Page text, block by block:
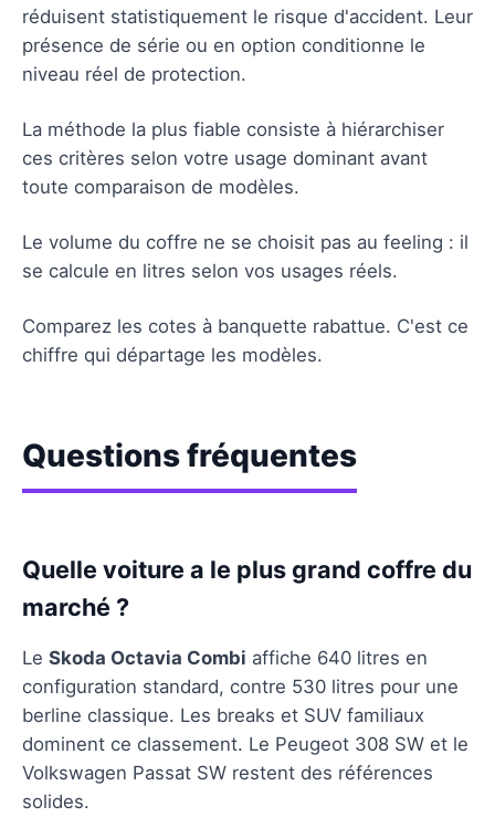
réduisent statistiquement le risque d'accident. Leur
présence de série ou en option conditionne le
niveau réel de protection.
La méthode la plus fiable consiste à hiérarchiser
ces critères selon votre usage dominant avant
toute comparaison de modèles.
Le volume du coffre ne se choisit pas au feeling : il
se calcule en litres selon vos usages réels.
Comparez les cotes à banquette rabattue. C'est ce
chiffre qui départage les modèles.
Questions fréquentes
Quelle voiture a le plus grand coffre du
marché ?
Le Skoda Octavia Combi affiche 640 litres en
configuration standard, contre 530 litres pour une
berline classique. Les breaks et SUV familiaux
dominent ce classement. Le Peugeot 308 SW et le
Volkswagen Passat SW restent des références
solides.